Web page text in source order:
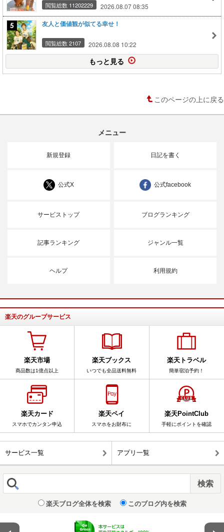
閲覧総数 11202229 2026.08.07 08:35
友人と価値観が似てる幸せ！
閲覧総数 2107 2026.08.08 10:22
もっと見る
このページの上に戻る
メニュー
新規登録 日記を書く
公式X 公式facebook
サービストップ ブログランキング
記事ランキング ジャンル一覧
ヘルプ 利用規約
楽天のグループサービス
楽天市場
商品数は1億点以上
楽天ブックス
いつでも全品送料無料
楽天トラベル
簡単宿泊予約！
楽天カード
スマホでカンタン申込
楽天ペイ
スマホをお財布に
楽天PointClub
手軽にポイントを確認
サービス一覧 アプリ一覧
楽天ブログ全体を検索 このブログ内を検索